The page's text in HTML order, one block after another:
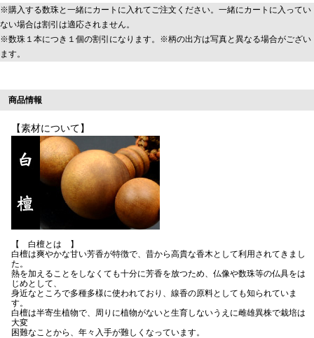
※購入する数珠と一緒にカートに入れてご注文ください。一緒にカートに入ってい
ない場合は割引は適応されません。
※数珠１本につき１個の割引になります。※柄の出方は写真と異なる場合がござい
ます。
商品情報
【素材について】
【 白檀とは 】
白檀は爽やかな甘い芳香が特徴で、昔から高貴な香木として利用されてきまし
た。
熱を加えることをしなくても十分に芳香を放つため、仏像や数珠等の仏具をは
じめとして、
身近なところで多種多様に使われており、線香の原料としても知られていま
す。
白檀は半寄生植物で、周りに植物がないと生育しないうえに雌雄異株で栽培は
大変
困難なことから、年々入手が難しくなっています。